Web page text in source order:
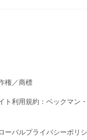
権／商標
ト利用規約：ベックマン
ーバルプライバシーポリ